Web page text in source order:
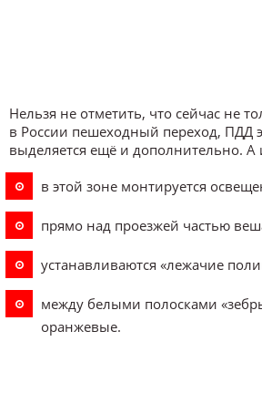
Нельзя не отметить, что сейчас не
в России пешеходный переход, ПДД
выделяется ещё и дополнительно.
в этой зоне монтируется
прямо над проезжей частью
устанавливаются «лежачие
между белыми полосками
оранжевые.